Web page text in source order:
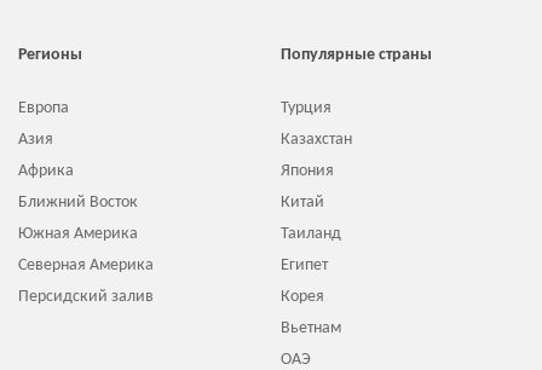
Регионы
Европа
Азия
Африка
Ближний Восток
Южная Америка
Северная Америка
Персидский залив
Популярные страны
Турция
Казахстан
Япония
Китай
Таиланд
Египет
Корея
Вьетнам
ОАЭ